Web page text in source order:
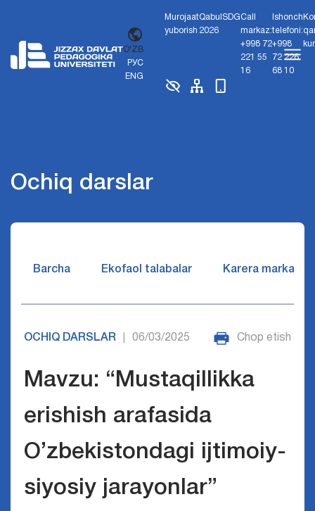
O'ZB
РУС
ENG
Murojaat
yuborish
Qabul
2026
SDGCall
markaz:
+998 72
221 55
16
Ishonch
telefoni:
+998
72 226
68 10
Ochiq darslar
Barcha Ekofaol talabalar Karera markazi
OCHIQ DARSLAR 06/03/2025 Chop etish
Mavzu: “Mustaqillikka
erishish arafasida
O’zbekistondagi ijtimoiy-
siyosiy jarayonlar”